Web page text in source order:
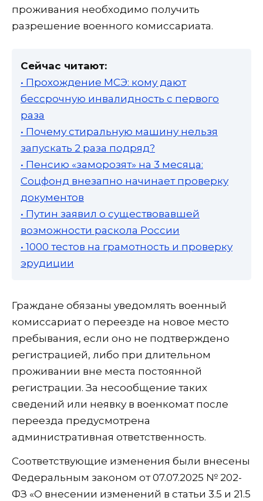
проживания необходимо получить
разрешение военного комиссариата.
Сейчас читают:
• Прохождение МСЭ: кому дают
бессрочную инвалидность с первого
раза
• Почему стиральную машину нельзя
запускать 2 раза подряд?
• Пенсию «заморозят» на 3 месяца:
Соцфонд внезапно начинает проверку
документов
• Путин заявил о существовавшей
возможности раскола России
• 1000 тестов на грамотность и проверку
эрудиции
Граждане обязаны уведомлять военный
комиссариат о переезде на новое место
пребывания, если оно не подтверждено
регистрацией, либо при длительном
проживании вне места постоянной
регистрации. За несообщение таких
сведений или неявку в военкомат после
переезда предусмотрена
административная ответственность.
Соответствующие изменения были внесены
Федеральным законом от 07.07.2025 № 202-
ФЗ «О внесении изменений в статьи 3.5 и 21.5